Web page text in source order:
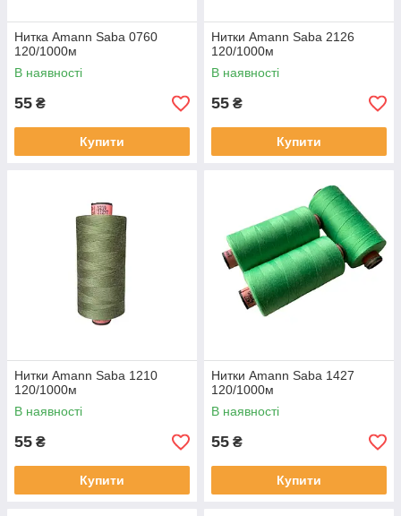
Нитка Amann Saba 0760
120/1000м
В наявності
55 ₴
Купити
Нитки Amann Saba 2126
120/1000м
В наявності
55 ₴
Купити
Нитки Amann Saba 1210
120/1000м
В наявності
55 ₴
Купити
Нитки Amann Saba 1427
120/1000м
В наявності
55 ₴
Купити